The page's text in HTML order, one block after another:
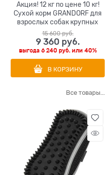
Акция! 12 кг по цене 10 кг!
Сухой корм GRANDORF для
взрослых собак крупных
пород с ягненком и
индейкой MAXI Lamb and
Turkey
15 600 руб.
9 360 руб.
выгода 6 240 руб.или 40%
В КОРЗИНУ
Все товары...